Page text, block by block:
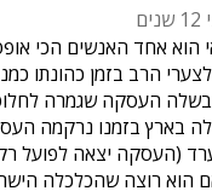
הוא אחד האנשים הכי
הרב בזמן כהונתו
העסקה שגמרה
בארץ בזמנו נרקמה
(העסקה יצאה לפועל
הוא רוצה שהכלכלה